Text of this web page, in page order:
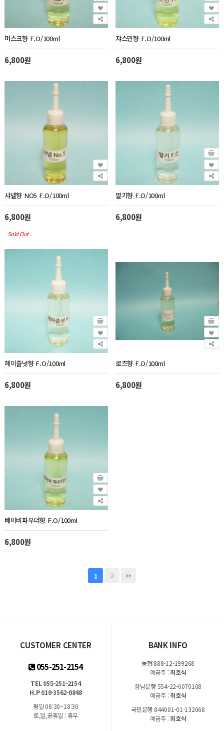
머스크향 F.O/100ml
6,800원
쟈스민향 F.O/100ml
6,800원
샤넬향 NO5 F.O/100ml
6,800원
Sold Out
딸기향 F.O/100ml
6,800원
헤이즐넛향 F.O/100ml
6,800원
로즈향 F.O/100ml
6,800원
베이비파우더향 F.O/100ml
6,800원
1 2
CUSTOMER CENTER
055-251-2154
TEL 055-251-2154
H.P 010-3562-0848
평일 08:30~18:30
토,일,공휴일 : 휴무
BANK INFO
농협:888-12-199268
예금주 :최호식
경남은행 554-22-0070108
예금주 :최호식
국민은행 844001-01-132068
예금주 :최호식